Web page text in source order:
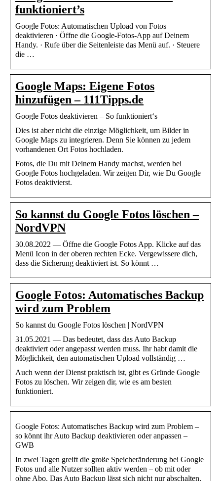
funktioniert’s
Google Fotos: Automatischen Upload von Fotos
deaktivieren · Öffne die Google-Fotos-App auf Deinem
Handy. · Rufe über die Seitenleiste das Menü auf. · Steuere
die …
Google Maps: Eigene Fotos
hinzufügen – 111Tipps.de
Google Fotos deaktivieren – So funktioniert‘s
Dies ist aber nicht die einzige Möglichkeit, um Bilder in
Google Maps zu integrieren. Denn Sie können zu jedem
vorhandenen Ort Fotos hochladen.
Fotos, die Du mit Deinem Handy machst, werden bei
Google Fotos hochgeladen. Wir zeigen Dir, wie Du Google
Fotos deaktivierst.
So kannst du Google Fotos löschen –
NordVPN
30.08.2022 — Öffne die Google Fotos App. Klicke auf das
Menü Icon in der oberen rechten Ecke. Vergewissere dich,
dass die Sicherung deaktiviert ist. So könnt …
Google Fotos: Automatisches Backup
wird zum Problem
So kannst du Google Fotos löschen | NordVPN
31.05.2021 — Das bedeutet, dass das Auto Backup
deaktiviert oder angepasst werden muss. Ihr habt damit die
Möglichkeit, den automatischen Upload vollständig …
Auch wenn der Dienst praktisch ist, gibt es Gründe Google
Fotos zu löschen. Wir zeigen dir, wie es am besten
funktioniert.
Google Fotos: Automatisches Backup wird zum Problem –
so könnt ihr Auto Backup deaktivieren oder anpassen –
GWB
In zwei Tagen greift die große Speicheränderung bei Google
Fotos und alle Nutzer sollten aktiv werden – ob mit oder
ohne Abo. Das Auto Backup lässt sich nicht nur abschalten,